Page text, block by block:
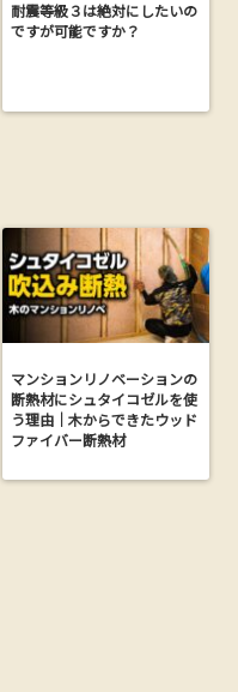
耐震等級３は絶対にしたいの
ですが可能ですか？
マンションリノベーションの
断熱材にシュタイコゼルを使
う理由｜木からできたウッド
ファイバー断熱材